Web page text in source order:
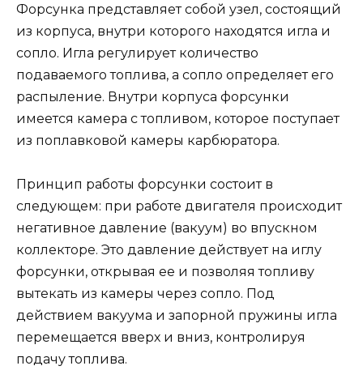
Форсунка представляет собой узел, состоящий
из корпуса, внутри которого находятся игла и
сопло. Игла регулирует количество
подаваемого топлива, а сопло определяет его
распыление. Внутри корпуса форсунки
имеется камера с топливом, которое поступает
из поплавковой камеры карбюратора.
Принцип работы форсунки состоит в
следующем: при работе двигателя происходит
негативное давление (вакуум) во впускном
коллекторе. Это давление действует на иглу
форсунки, открывая ее и позволяя топливу
вытекать из камеры через сопло. Под
действием вакуума и запорной пружины игла
перемещается вверх и вниз, контролируя
подачу топлива.